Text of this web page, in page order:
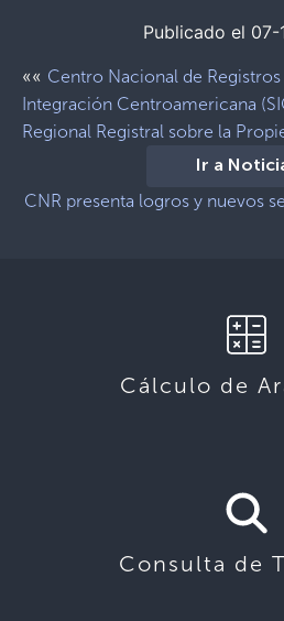
Publicado el 07-
«« Centro Nacional de Registros
Integración Centroamericana
Regional Registral sobre la
Ir a
CNR presenta logros y nuevos
Cálculo de
Consulta de